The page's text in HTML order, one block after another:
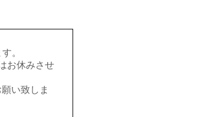
。
お休みさせ
い致しま